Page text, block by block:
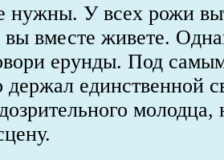
нужны. У всех рожи
вы вместе живете.
ерунды. Под
держал единственной
молодца,